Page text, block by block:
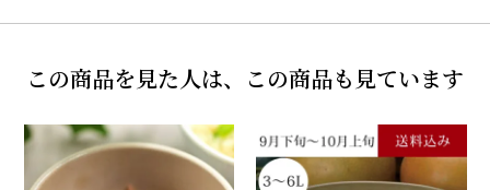
この商品を見た人は、この商品も見ています